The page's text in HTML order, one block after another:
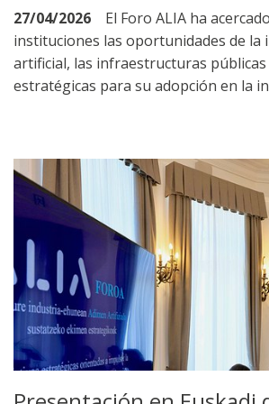
27/04/2026
El Foro ALIA ha
instituciones las oportunidades de la
artificial, las infraestructuras públicas
estratégicas para su adopción en la